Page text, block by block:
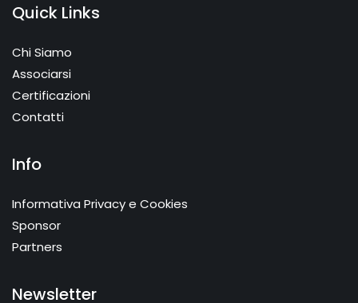
Quick Links
Chi Siamo
Associarsi
Certificazioni
Contatti
Info
Informativa Privacy e Cookies
Sponsor
Partners
Newsletter